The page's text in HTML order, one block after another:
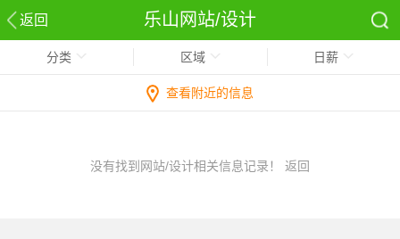
返回 乐山网站/设计
分类 区域 日薪
查看附近的信息
没有找到网站/设计相关信息记录！ 返回